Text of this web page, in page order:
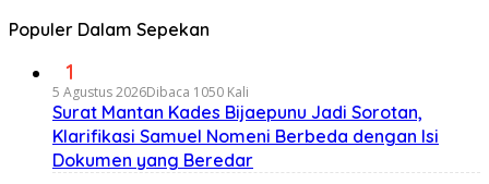
Populer Dalam Sepekan
1
5 Agustus 2026Dibaca 1050 Kali
Surat Mantan Kades Bijaepunu Jadi Sorotan,
Klarifikasi Samuel Nomeni Berbeda dengan Isi
Dokumen yang Beredar